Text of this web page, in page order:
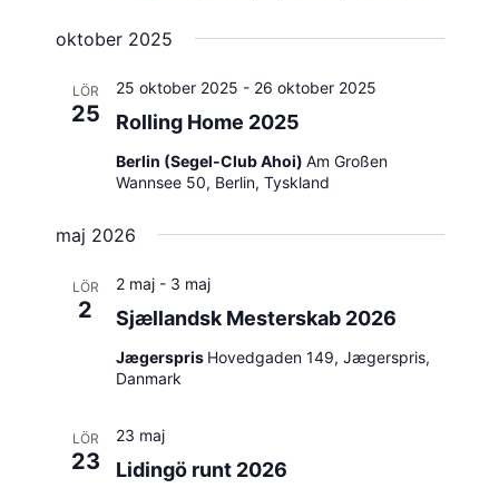
oktober 2025
LÖR
25 Rolling Home 2025
25 oktober 2025 - 26 oktober 2025
Berlin (Segel-Club Ahoi) Am Großen
Wannsee 50, Berlin, Tyskland
maj 2026
LÖR
2 Sjællandsk Mesterskab 2026
2 maj- 3 maj
Jægerspris Hovedgaden 149, Jægerspris,
Danmark
LÖR
23 Lidingö runt 2026
23 maj